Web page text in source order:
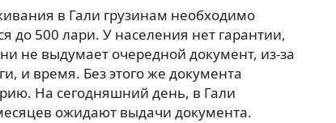
в Гали грузинам необходимо
до 500 лари. У населения нет гарантии,
не выдумает очередной документ, из-за
и время. Без этого же документа
На сегодняшний день, в Гали
ожидают выдачи документа.